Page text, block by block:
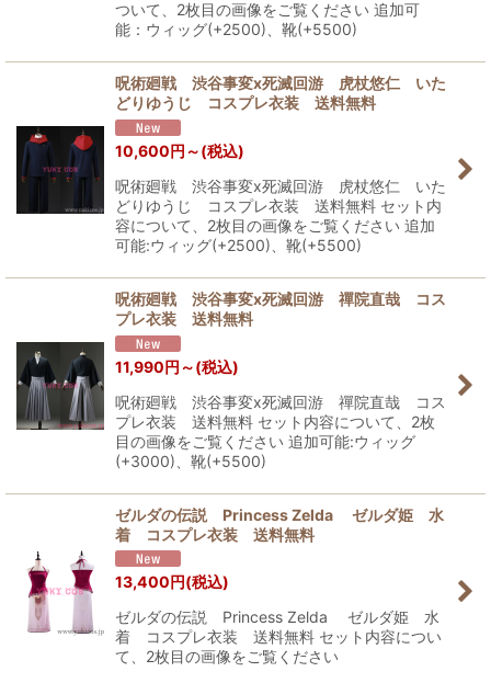
ついて、2枚目の画像をご覧ください 追加可
能：ウィッグ(+2500)、靴(+5500)
呪術廻戦 渋谷事変x死滅回游 虎杖悠仁 いた
どりゆうじ コスプレ衣装 送料無料
10,600円 ～(税込)
呪術廻戦 渋谷事変x死滅回游 虎杖悠仁 いた
どりゆうじ コスプレ衣装 送料無料 セット内
容について、2枚目の画像をご覧ください 追加
可能:ウィッグ(+2500)、靴(+5500)
呪術廻戦 渋谷事変x死滅回游 禪院直哉 コス
プレ衣装 送料無料
11,990円 ～(税込)
呪術廻戦 渋谷事変x死滅回游 禪院直哉 コス
プレ衣装 送料無料 セット内容について、2枚
目の画像をご覧ください 追加可能:ウィッグ
(+3000)、靴(+5500)
ゼルダの伝説 Princess Zelda ゼルダ姫 水
着 コスプレ衣装 送料無料
13,400円(税込)
ゼルダの伝説 Princess Zelda ゼルダ姫 水
着 コスプレ衣装 送料無料 セット内容につい
て、2枚目の画像をご覧ください